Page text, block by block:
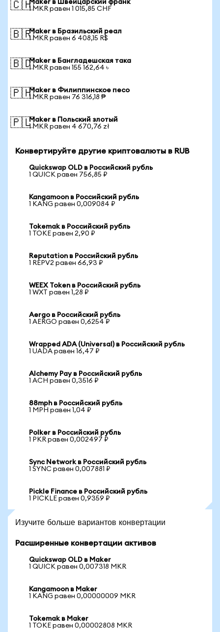
🇨🇭Maker в Швейцарский франк
1 MKR равен 1 015,85 CHF
🇧🇷Maker в Бразильский реал
1 MKR равен 6 408,15 R$
🇧🇩Maker в Бангладешская така
1 MKR равен 155 162,64 ৳
🇵🇭Maker в Филиппинское песо
1 MKR равен 76 316,18 ₱
🇵🇱Maker в Польский злотый
1 MKR равен 4 670,76 zł
Конвертируйте другие криптовалюты в RUB
Quickswap OLD в Российский рубль
1 QUICK равен 756,85 ₽
Kangamoon в Российский рубль
1 KANG равен 0,009084 ₽
Tokemak в Российский рубль
1 TOKE равен 2,90 ₽
Reputation в Российский рубль
1 REPV2 равен 66,93 ₽
WEEX Token в Российский рубль
1 WXT равен 1,28 ₽
Aergo в Российский рубль
1 AERGO равен 0,6254 ₽
Wrapped ADA (Universal) в Российский рубль
1 UADA равен 16,47 ₽
Alchemy Pay в Российский рубль
1 ACH равен 0,3516 ₽
88mph в Российский рубль
1 MPH равен 1,04 ₽
Polker в Российский рубль
1 PKR равен 0,002497 ₽
Sync Network в Российский рубль
1 SYNC равен 0,007881 ₽
Pickle Finance в Российский рубль
1 PICKLE равен 0,9359 ₽
Изучите больше вариантов конвертации
Расширенные конвертации активов
Quickswap OLD в Maker
1 QUICK равен 0,007318 MKR
Kangamoon в Maker
1 KANG равен 0,00000009 MKR
Tokemak в Maker
1 TOKE равен 0,00002808 MKR